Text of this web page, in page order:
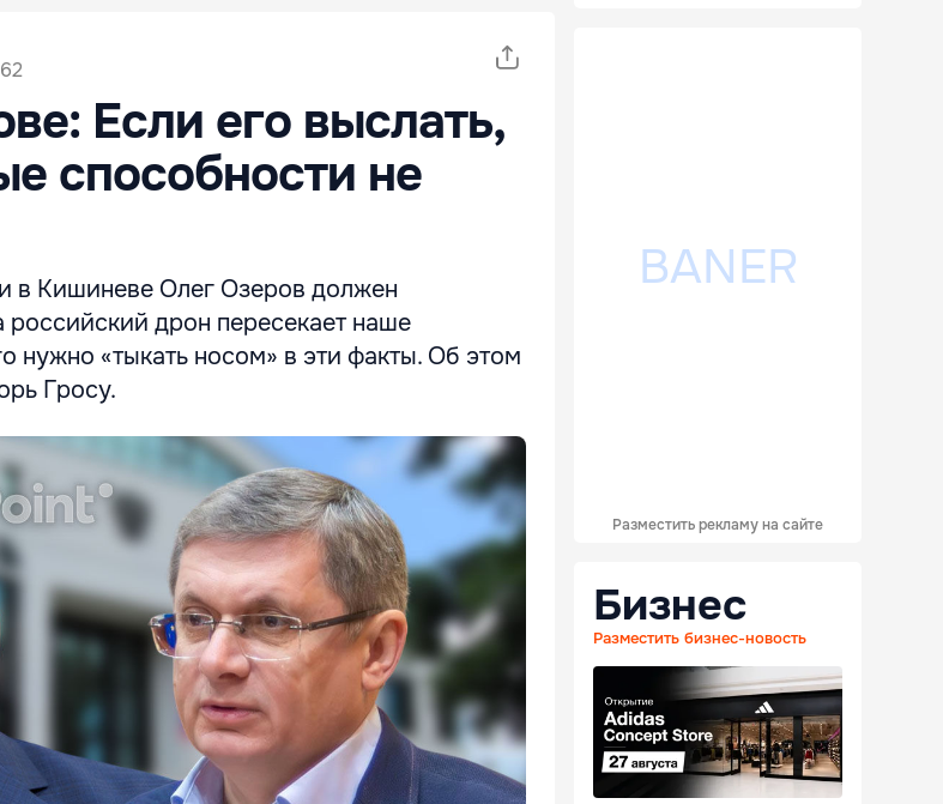
Если его выслать,
способности не
в Кишиневе Олег Озеров должен
российский дрон пересекает наше
нужно «тыкать носом» в эти факты. Об этом
Гросу.
Разместить рекламу на сайте
Бизнес
Разместить бизнес-новость